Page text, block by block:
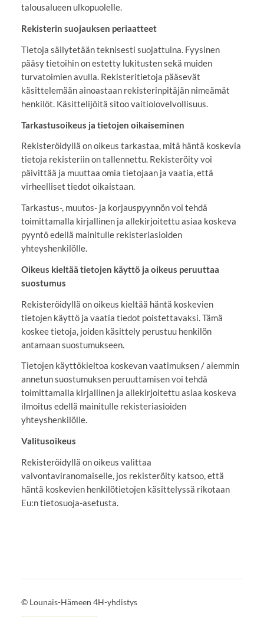
talousalueen ulkopuolelle.
Rekisterin suojauksen periaatteet
Tietoja säilytetään teknisesti suojattuina. Fyysinen
pääsy tietoihin on estetty lukitusten sekä muiden
turvatoimien avulla. Rekisteritietoja pääsevät
käsittelemään ainoastaan rekisterinpitäjän nimeämät
henkilöt. Käsittelijöitä sitoo vaitiolovelvollisuus.
Tarkastusoikeus ja tietojen oikaiseminen
Rekisteröidyllä on oikeus tarkastaa, mitä häntä koskevia
tietoja rekisteriin on tallennettu. Rekisteröity voi
päivittää ja muuttaa omia tietojaan ja vaatia, että
virheelliset tiedot oikaistaan.
Tarkastus-, muutos- ja korjauspyynnön voi tehdä
toimittamalla kirjallinen ja allekirjoitettu asiaa koskeva
pyyntö edellä mainitulle rekisteriasioiden
yhteyshenkilölle.
Oikeus kieltää tietojen käyttö ja oikeus peruuttaa
suostumus
Rekisteröidyllä on oikeus kieltää häntä koskevien
tietojen käyttö ja vaatia tiedot poistettavaksi. Tämä
koskee tietoja, joiden käsittely perustuu henkilön
antamaan suostumukseen.
Tietojen käyttökieltoa koskevan vaatimuksen / aiemmin
annetun suostumuksen peruuttamisen voi tehdä
toimittamalla kirjallinen ja allekirjoitettu asiaa koskeva
ilmoitus edellä mainitulle rekisteriasioiden
yhteyshenkilölle.
Valitusoikeus
Rekisteröidyllä on oikeus valittaa
valvontaviranomaiselle, jos rekisteröity katsoo, että
häntä koskevien henkilötietojen käsittelyssä rikotaan
Eu:n tietosuoja-asetusta.
© Lounais-Hämeen 4H-yhdistys